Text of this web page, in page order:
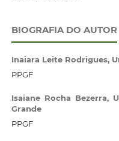
BIOGRAFIA DO AUTOR
Inaiara Leite Rodrigues,
PPGF
Isaiane Rocha Bezerra,
Grande
PPGF